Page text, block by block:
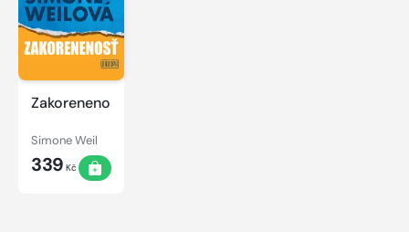
Zakorenenosť
Simone Weil
339 Kč